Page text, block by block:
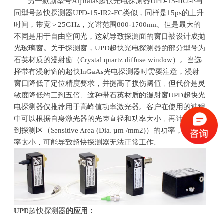
同型号超快探测器UPD-15-IR2-FC类似，同样是15ps的上升
时间，带宽＞ 25GHz ，光谱范围800-1700nm。但是最大的
不同是用于自由空间光，这就导致探测面的窗口被设计成抛
光玻璃窗。关于探测窗，UPD超快光电探测器的部分型号为
石英材质的漫射窗（Crystal quartz diffuse window）。当选
择带有漫射窗的超快InGaAs光电探测器时需要注意，漫射
窗口降低了定位精度要求，并提高了损伤阈值，但代价是灵
敏度降低约三到五倍。这种带石英材质的漫射窗UPD超快光
电探测器仅推荐用于高峰值功率激光器。客户在使用的过程
中可以根据自身激光器的光束直径和功率大小，再计算能落
到探测区（Sensitive Area (Dia. µm /mm2)）的功率，如果功
率太小，可能导致超快探测器无法正常工作。
UPD超快探测器的应用：